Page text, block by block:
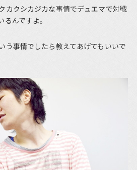
カクシカジカな事情でデュエマで対戦
んですよ。
う事情でしたら教えてあげてもいいで